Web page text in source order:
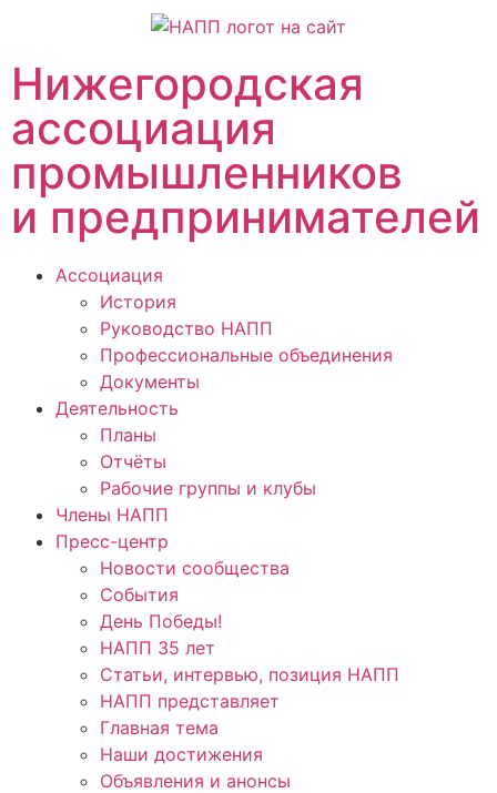
Нижегородская
ассоциация
промышленников
и предпринимателей
Ассоциация
История
Руководство НАПП
Профессиональные объединения
Документы
Деятельность
Планы
Отчёты
Рабочие группы и клубы
Члены НАПП
Пресс-центр
Новости сообщества
События
День Победы!
НАПП 35 лет
Статьи, интервью, позиция НАПП
НАПП представляет
Главная тема
Наши достижения
Объявления и анонсы